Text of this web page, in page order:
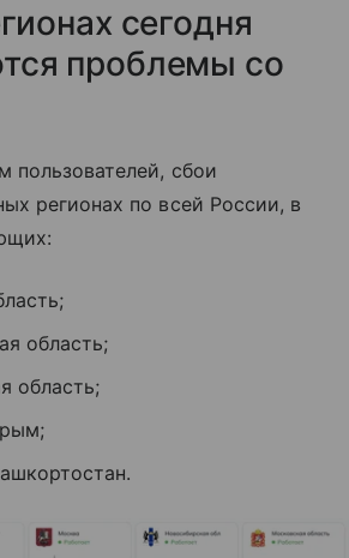
сегодня
проблемы со
пользователей, сбои
регионах по всей России, в
область;
область;